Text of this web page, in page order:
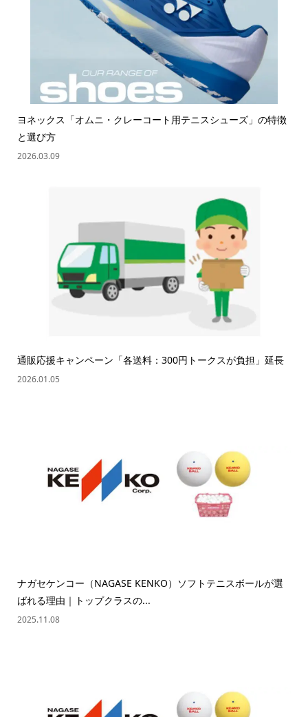
ヨネックス「オムニ・クレーコート用テニスシューズ」の特徴
と選び方
2026.03.09
通販応援キャンペーン「各送料：300円トークスが負担」延長
2026.01.05
ナガセケンコー（NAGASE KENKO）ソフトテニスボールが選
ばれる理由｜トップクラスの...
2025.11.08